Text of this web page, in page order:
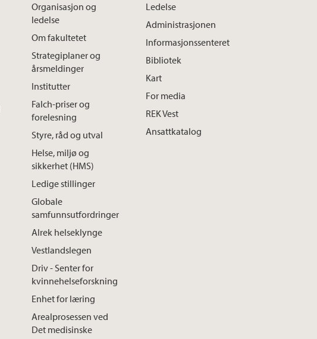
Organisasjon og
ledelse
Om fakultetet
Strategiplaner og
årsmeldinger
Institutter
Falch-priser og
forelesning
Styre, råd og utval
Helse, miljø og
sikkerhet (HMS)
Ledige stillinger
Globale
samfunnsutfordringer
Alrek helseklynge
Vestlandslegen
Driv - Senter for
kvinnehelseforskning
Enhet for læring
Arealprosessen ved
Det medisinske
Ledelse
Administrasjonen
Informasjonssenteret
Bibliotek
Kart
For media
REK Vest
Ansattkatalog